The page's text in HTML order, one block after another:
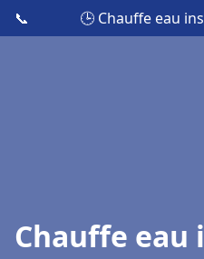
📞 🕒 Chauffe eau
Chauffe